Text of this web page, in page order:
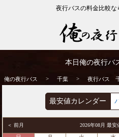
夜行バスの料金比較な
夜行バス
本日俺の夜行バ
俺の夜行バス > 千葉 > 夜行バス
最安値カレンダー
＜ 前月 2026年08月 最安